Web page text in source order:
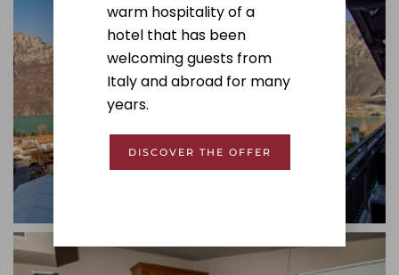
warm hospitality of a
hotel that has been
welcoming guests from
Italy and abroad for many
years.
DISCOVER THE OFFER